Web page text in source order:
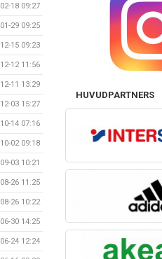
18 09:27
29 09:25
15 09:23
12 11:56
11 13:29
03 15:27
14 07:16
02 09:18
03 10:21
26 11:25
26 10:22
30 14:25
24 12:24
HUVUDPARTNERS